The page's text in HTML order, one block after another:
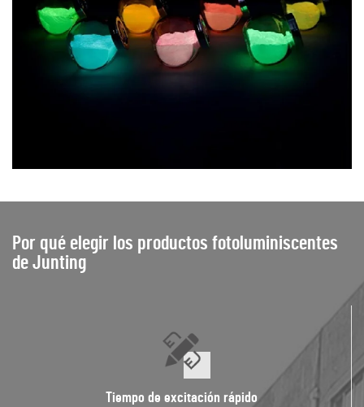
Por qué elegir los productos fotoluminiscentes
de Junting
Tiempo de excitación rápido